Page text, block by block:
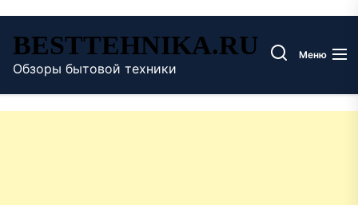
содержимому
BESTTEHNIKA.RU
Обзоры бытовой техники
Меню